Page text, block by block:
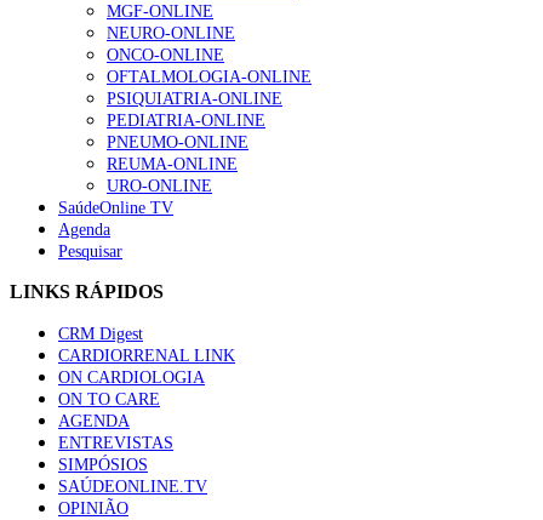
MGF-ONLINE
NEURO-ONLINE
ONCO-ONLINE
OFTALMOLOGIA-ONLINE
PSIQUIATRIA-ONLINE
PEDIATRIA-ONLINE
PNEUMO-ONLINE
REUMA-ONLINE
URO-ONLINE
SaúdeOnline TV
Agenda
Pesquisar
LINKS RÁPIDOS
CRM Digest
CARDIORRENAL LINK
ON CARDIOLOGIA
ON TO CARE
AGENDA
ENTREVISTAS
SIMPÓSIOS
SAÚDEONLINE.TV
OPINIÃO